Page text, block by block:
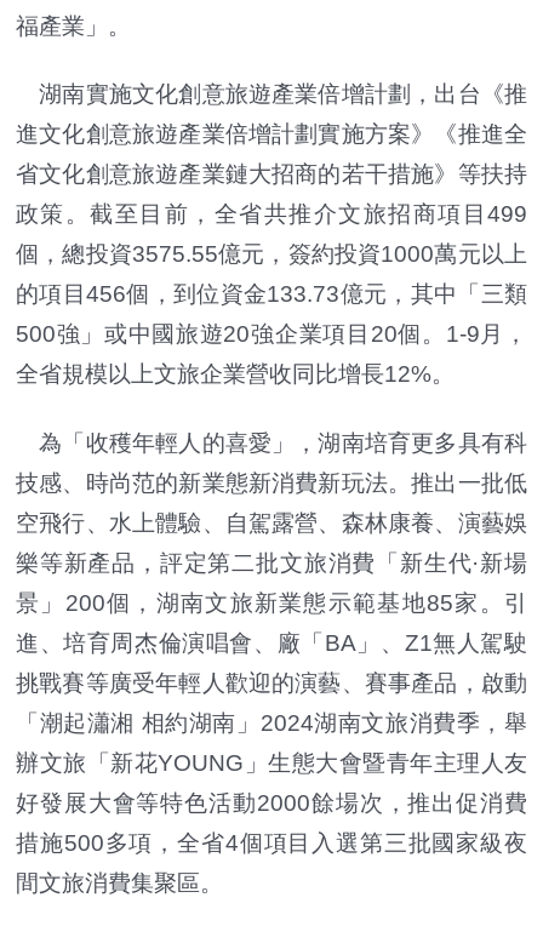
福產業」。
湖南實施文化創意旅遊產業倍增計劃，出台《推
進文化創意旅遊產業倍增計劃實施方案》《推進全
省文化創意旅遊產業鏈大招商的若干措施》等扶持
政策。截至目前，全省共推介文旅招商項目499
個，總投資3575.55億元，簽約投資1000萬元以上
的項目456個，到位資金133.73億元，其中「三類
500強」或中國旅遊20強企業項目20個。1-9月，
全省規模以上文旅企業營收同比增長12%。
為「收穫年輕人的喜愛」，湖南培育更多具有科
技感、時尚范的新業態新消費新玩法。推出一批低
空飛行、水上體驗、自駕露營、森林康養、演藝娛
樂等新產品，評定第二批文旅消費「新生代·新場
景」200個，湖南文旅新業態示範基地85家。引
進、培育周杰倫演唱會、廠「BA」、Z1無人駕駛
挑戰賽等廣受年輕人歡迎的演藝、賽事產品，啟動
「潮起瀟湘 相約湖南」2024湖南文旅消費季，舉
辦文旅「新花YOUNG」生態大會暨青年主理人友
好發展大會等特色活動2000餘場次，推出促消費
措施500多項，全省4個項目入選第三批國家級夜
間文旅消費集聚區。